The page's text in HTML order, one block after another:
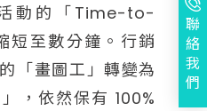
動的「Time-to-
短至數分鐘。行銷
「畫圖工」轉變為
，依然保有 100%
聯
絡
我
們